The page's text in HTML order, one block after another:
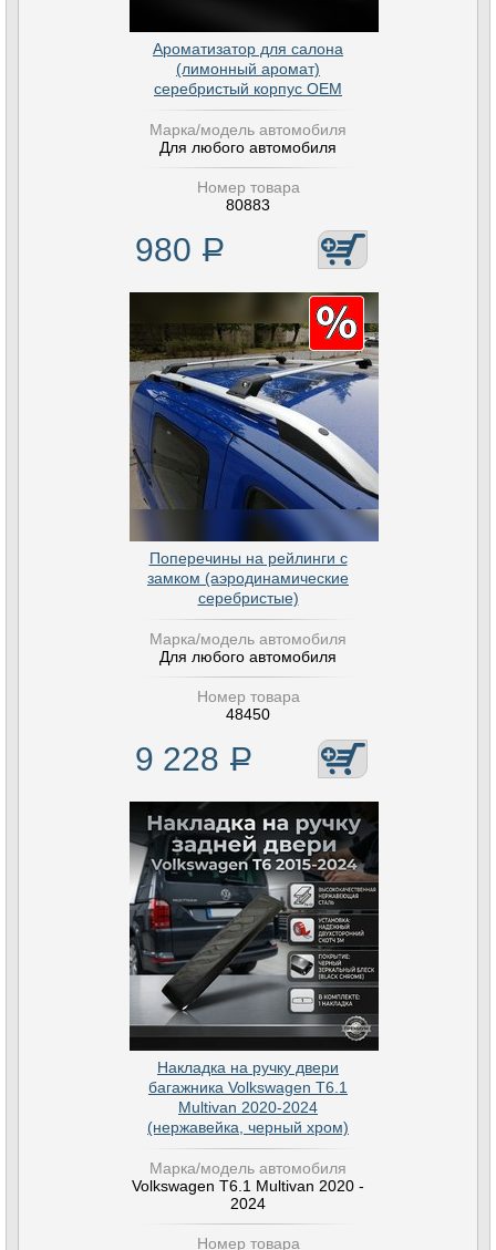
Ароматизатор для салона
(лимонный аромат)
серебристый корпус OEM
Марка/модель автомобиля
Для любого автомобиля
Номер товара
80883
980 Р
Поперечины на рейлинги с
замком (аэродинамические
серебристые)
Марка/модель автомобиля
Для любого автомобиля
Номер товара
48450
9 228 Р
Накладка на ручку двери
багажника Volkswagen T6.1
Multivan 2020-2024
(нержавейка, черный хром)
Марка/модель автомобиля
Volkswagen T6.1 Multivan 2020 -
2024
Номер товара